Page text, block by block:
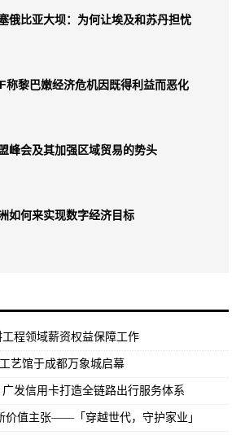
俄比亚大坝：为何让埃及和苏丹担忧
称黎巴嫩经济危机因既得利益而恶化
峰会及其加强区域贸易的势头
如何来实现数字经济目标
程领域薪资权益保障工作
艺馆于成都万象城启幕
发信用卡打造全链路出行服务体系
价值主张——「穿越世代，守护家业」